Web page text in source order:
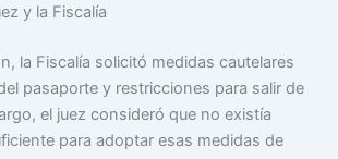
y la Fiscalía
la Fiscalía solicitó medidas cautelares
pasaporte y restricciones para salir de
el juez consideró que no existía
para adoptar esas medidas de